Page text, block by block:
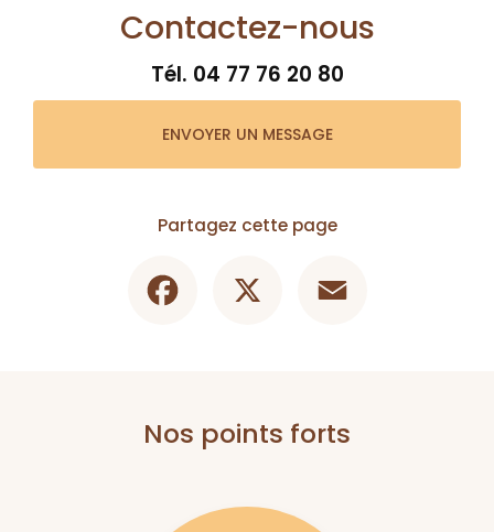
Contactez-nous
Tél. 04 77 76 20 80
ENVOYER UN MESSAGE
Partagez cette page
Nos points forts